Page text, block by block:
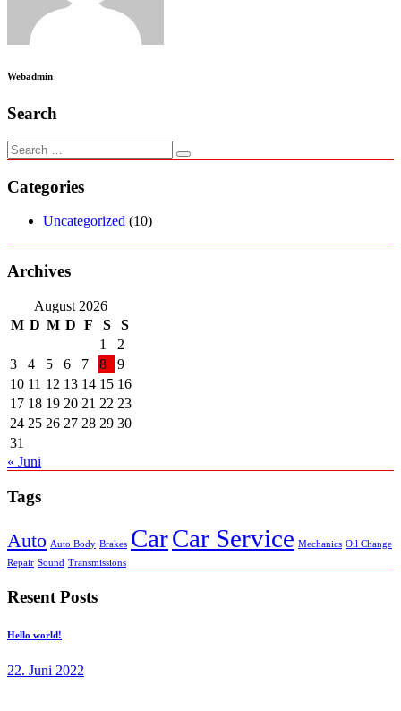
Webadmin
Search
Categories
Uncategorized (10)
Archives
August 2026
M D M D F S
S
1
2
3
4 5 6 7 8
9
10 11 12 13 14 15 16
17 18 19 20 21 22 23
24 25 26 27 28 29 30
31
« Juni
Tags
Auto Auto Body Brakes CarCar Service Mechanics Oil Change
Repair Sound Transmissions
Resent Posts
Hello world!
22. Juni 2022